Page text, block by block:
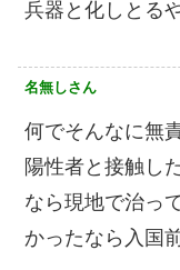
兵器と化しとる
名無しさん
何でそんなに無
陽性者と接触し
なら現地で治っ
かったなら入国